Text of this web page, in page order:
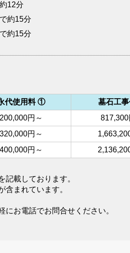
12分
約15分
約15分
代使用料 ① 墓石工
200,000円～ 817,300
320,000円～
400,000円～
載しております。
まれています。
お電話でお問合せください。